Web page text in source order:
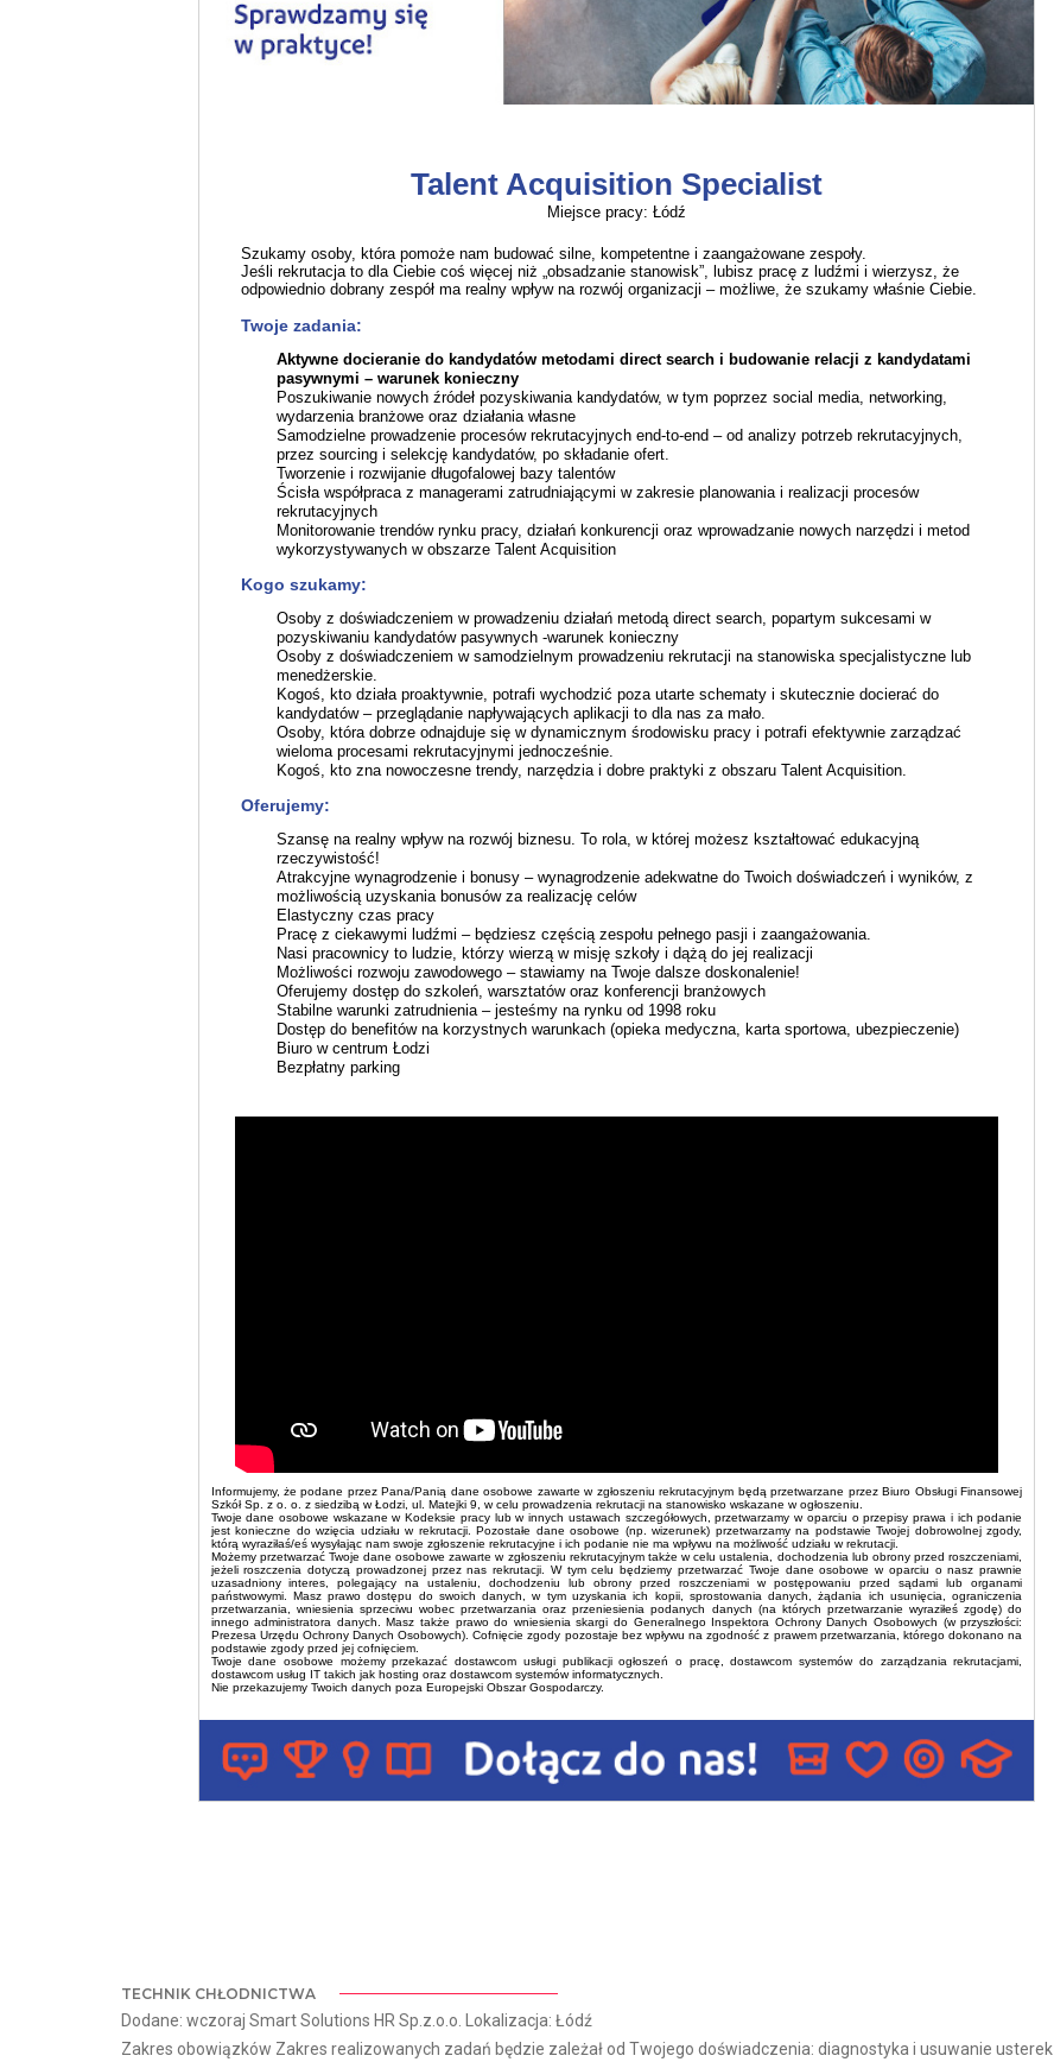
Talent Acquisition Specialist
Miejsce pracy: Łódź
Szukamy osoby, która pomoże nam budować silne, kompetentne i zaangażowane zespoły.
Jeśli rekrutacja to dla Ciebie coś więcej niż „obsadzanie stanowisk”, lubisz pracę z ludźmi i wierzysz, że
odpowiednio dobrany zespół ma realny wpływ na rozwój organizacji – możliwe, że szukamy właśnie Ciebie.
Twoje zadania:
Aktywne docieranie do kandydatów metodami direct search i budowanie relacji z kandydatami
pasywnymi – warunek konieczny
Poszukiwanie nowych źródeł pozyskiwania kandydatów, w tym poprzez social media, networking,
wydarzenia branżowe oraz działania własne
Samodzielne prowadzenie procesów rekrutacyjnych end-to-end – od analizy potrzeb rekrutacyjnych,
przez sourcing i selekcję kandydatów, po składanie ofert.
Tworzenie i rozwijanie długofalowej bazy talentów
Ścisła współpraca z managerami zatrudniającymi w zakresie planowania i realizacji procesów
rekrutacyjnych
Monitorowanie trendów rynku pracy, działań konkurencji oraz wprowadzanie nowych narzędzi i metod
wykorzystywanych w obszarze Talent Acquisition
Kogo szukamy:
Osoby z doświadczeniem w prowadzeniu działań metodą direct search, popartym sukcesami w
pozyskiwaniu kandydatów pasywnych -warunek konieczny
Osoby z doświadczeniem w samodzielnym prowadzeniu rekrutacji na stanowiska specjalistyczne lub
menedżerskie.
Kogoś, kto działa proaktywnie, potrafi wychodzić poza utarte schematy i skutecznie docierać do
kandydatów – przeglądanie napływających aplikacji to dla nas za mało.
Osoby, która dobrze odnajduje się w dynamicznym środowisku pracy i potrafi efektywnie zarządzać
wieloma procesami rekrutacyjnymi jednocześnie.
Kogoś, kto zna nowoczesne trendy, narzędzia i dobre praktyki z obszaru Talent Acquisition.
Oferujemy:
Szansę na realny wpływ na rozwój biznesu. To rola, w której możesz kształtować edukacyjną
rzeczywistość!
Atrakcyjne wynagrodzenie i bonusy – wynagrodzenie adekwatne do Twoich doświadczeń i wyników, z
możliwością uzyskania bonusów za realizację celów
Elastyczny czas pracy
Pracę z ciekawymi ludźmi – będziesz częścią zespołu pełnego pasji i zaangażowania.
Nasi pracownicy to ludzie, którzy wierzą w misję szkoły i dążą do jej realizacji
Możliwości rozwoju zawodowego – stawiamy na Twoje dalsze doskonalenie!
Oferujemy dostęp do szkoleń, warsztatów oraz konferencji branżowych
Stabilne warunki zatrudnienia – jesteśmy na rynku od 1998 roku
Dostęp do benefitów na korzystnych warunkach (opieka medyczna, karta sportowa, ubezpieczenie)
Biuro w centrum Łodzi
Bezpłatny parking
Informujemy, że podane przez Pana/Panią dane osobowe zawarte w zgłoszeniu rekrutacyjnym będą przetwarzane przez Biuro Obsługi Finansowej
Szkół Sp. z o. o. z siedzibą w Łodzi, ul. Matejki 9, w celu prowadzenia rekrutacji na stanowisko wskazane w ogłoszeniu.
Twoje dane osobowe wskazane w Kodeksie pracy lub w innych ustawach szczegółowych, przetwarzamy w oparciu o przepisy prawa i ich podanie
jest konieczne do wzięcia udziału w rekrutacji. Pozostałe dane osobowe (np. wizerunek) przetwarzamy na podstawie Twojej dobrowolnej zgody,
którą wyraziłaś/eś wysyłając nam swoje zgłoszenie rekrutacyjne i ich podanie nie ma wpływu na możliwość udziału w rekrutacji.
Możemy przetwarzać Twoje dane osobowe zawarte w zgłoszeniu rekrutacyjnym także w celu ustalenia, dochodzenia lub obrony przed roszczeniami,
jeżeli roszczenia dotyczą prowadzonej przez nas rekrutacji. W tym celu będziemy przetwarzać Twoje dane osobowe w oparciu o nasz prawnie
uzasadniony interes, polegający na ustaleniu, dochodzeniu lub obrony przed roszczeniami w postępowaniu przed sądami lub organami
państwowymi. Masz prawo dostępu do swoich danych, w tym uzyskania ich kopii, sprostowania danych, żądania ich usunięcia, ograniczenia
przetwarzania, wniesienia sprzeciwu wobec przetwarzania oraz przeniesienia podanych danych (na których przetwarzanie wyraziłeś zgodę) do
innego administratora danych. Masz także prawo do wniesienia skargi do Generalnego Inspektora Ochrony Danych Osobowych (w przyszłości:
Prezesa Urzędu Ochrony Danych Osobowych). Cofnięcie zgody pozostaje bez wpływu na zgodność z prawem przetwarzania, którego dokonano na
podstawie zgody przed jej cofnięciem.
Twoje dane osobowe możemy przekazać dostawcom usługi publikacji ogłoszeń o pracę, dostawcom systemów do zarządzania rekrutacjami,
dostawcom usług IT takich jak hosting oraz dostawcom systemów informatycznych.
Nie przekazujemy Twoich danych poza Europejski Obszar Gospodarczy.
TECHNIK CHŁODNICTWA
Dodane: wczoraj Smart Solutions HR Sp.z.o.o. Lokalizacja: Łódź
Zakres obowiązków Zakres realizowanych zadań będzie zależał od Twojego doświadczenia: diagnostyka i usuwanie usterek